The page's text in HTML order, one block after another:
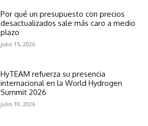
Por qué un presupuesto con precios
desactualizados sale más caro a medio
plazo
julio 15, 2026
HyTEAM refuerza su presencia
internacional en la World Hydrogen
Summit 2026
julio 10, 2026